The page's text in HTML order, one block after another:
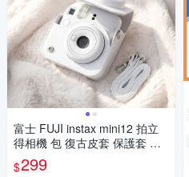
富士 FUJI instax mini12 拍立
得相機 包 復古皮套 保護套 皮
套 含背帶
$299